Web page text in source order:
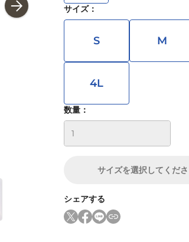
サイズ：
S M
4L
数量：
サイズを選択してくだ
シェアする